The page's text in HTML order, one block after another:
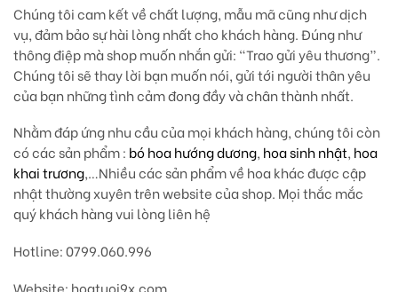
Chúng tôi cam kết về chất lượng, mẫu mã cũng như dịch
vụ, đảm bảo sự hài lòng nhất cho khách hàng. Đúng như
thông điệp mà shop muốn nhắn gửi: “Trao gửi yêu thương”.
Chúng tôi sẽ thay lời bạn muốn nói, gửi tới người thân yêu
của bạn những tình cảm đong đầy và chân thành nhất.
Nhằm đáp ứng nhu cầu của mọi khách hàng, chúng tôi còn
có các sản phẩm : bó hoa hướng dương, hoa sinh nhật, hoa
khai trương,…Nhiều các sản phẩm về hoa khác được cập
nhật thường xuyên trên website của shop. Mọi thắc mắc
quý khách hàng vui lòng liên hệ
Hotline: 0799.060.996
Website: hoatuoi9x.com